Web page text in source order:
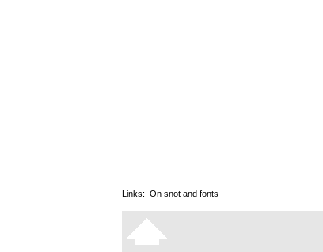
Links: On snot and fonts